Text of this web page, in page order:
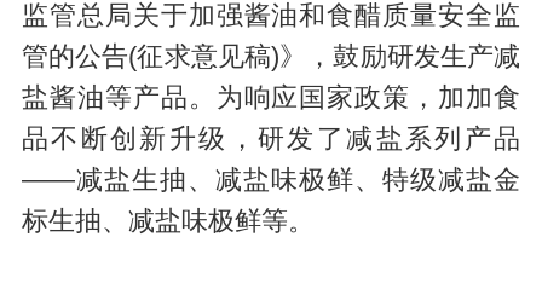
监管总局关于加强酱油和食醋质量安全监
管的公告(征求意见稿)》，鼓励研发生产减
盐酱油等产品。为响应国家政策，加加食
品不断创新升级，研发了减盐系列产品
——减盐生抽、减盐味极鲜、特级减盐金
标生抽、减盐味极鲜等。